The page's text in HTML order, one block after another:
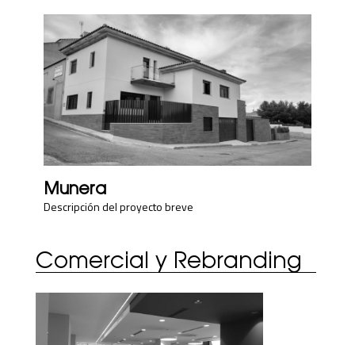
Munera
Descripción del proyecto breve
Comercial y Rebranding